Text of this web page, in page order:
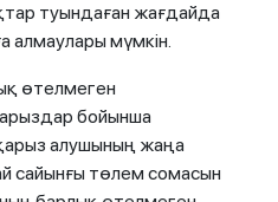
туындаған жағдайда
алмаулары мүмкін.
өтелмеген
бойынша
алушының жаңа
сайынғы төлем сомасын